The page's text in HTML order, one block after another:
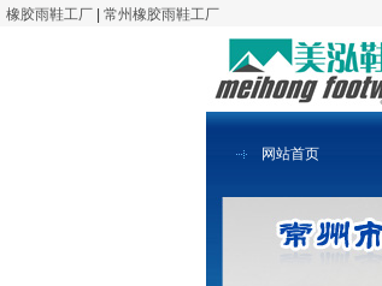
橡胶雨鞋工厂 常州橡胶雨鞋工厂
网站首页